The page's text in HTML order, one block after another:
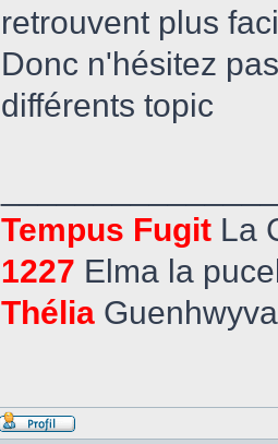
retrouvent plus
Donc n'hésitez
différents topic
Tempus Fugit La
1227 Elma la
Thélia